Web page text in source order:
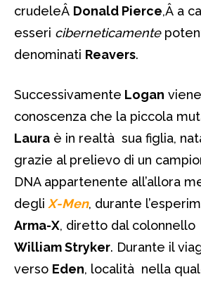
crudeleÂ Donald Pierce,Â a
esseri ciberneticamente
denominati Reavers.
Successivamente Logan
conoscenza che la piccola
Laura è in realtà sua figlia,
grazie al prelievo di un
DNA appartenente all’allora
degli X-Men, durante
Arma-X, diretto dal colonnello
William Stryker. Durante il
verso Eden, località nella